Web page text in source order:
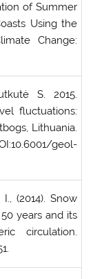
of Summer
Using the
Change:
S. 2015.
fluctuations:
Lithuania.
geol-
(2014). Snow
years and its
circulation.